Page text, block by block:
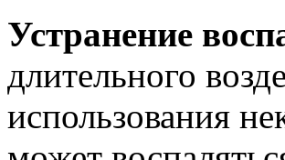
Устранение
длительного
использования